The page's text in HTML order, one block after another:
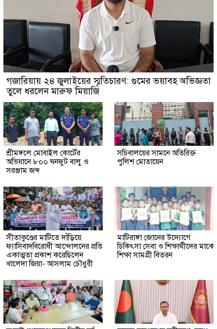
গজারিয়ায় ২৪ জুলাইয়ের স্মৃতিচারণ: গুমের ভয়াবহ অভিজ্ঞতা
তুলে ধরলেন মারুফ মিয়াজি
শ্রীমঙ্গলে মোবাইল কোর্টের
অভিযানে ৮০০ ঘনফুট বালু ও
সরঞ্জাম জব্দ
সচিবালয়ের সামনে অতিরিক্ত
পুলিশ মোতায়েন
সীতাকুণ্ডের মাটিতে দাঁড়িয়ে
ফ্যাসিবাদবিরোধী আন্দোলনের প্রতি
একাত্মতা প্রকাশ করেছিলেন
খালেদা জিয়া- আসলাম চৌধুরী
মাটিরাঙ্গা জোনের উদ্যোগে
চিকিৎসা সেবা ও শিক্ষার্থীদের মাঝে
শিক্ষা সামগ্রী বিতরন